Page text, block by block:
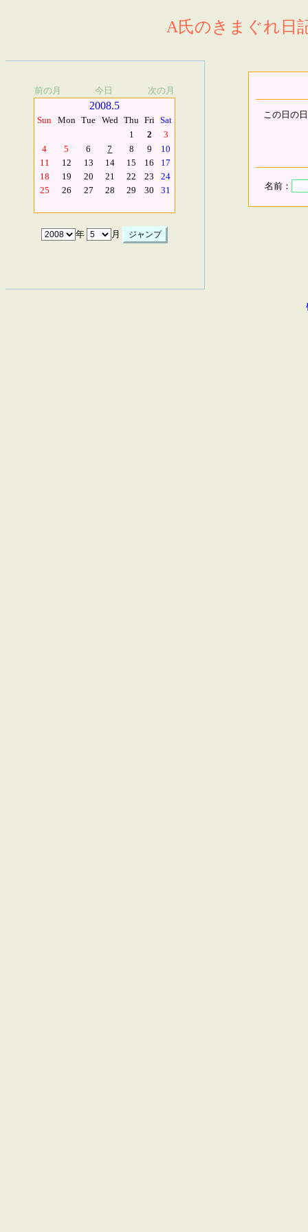
A氏のきまぐれ日
前の月 今日 次の月
2008.5
Sun Mon Tue Wed Thu Fri Sat
1
2
3
4
5 6 7 8 9
10
11
12 13 14 15 16
17
18
19 20 21 22 23
24
25
26 27 28 29 30 31
年 月
この日の
名前：